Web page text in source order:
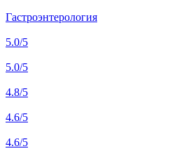
Гастроэнтерология
5.0/5
5.0/5
4.8/5
4.6/5
4.6/5